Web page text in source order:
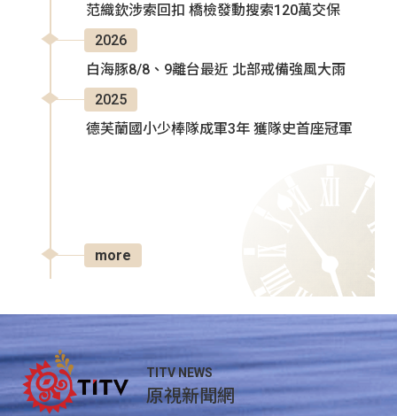
范織欽涉索回扣 橋檢發動搜索120萬交保
2026
白海豚8/8、9離台最近 北部戒備強風大雨
2025
德芙蘭國小少棒隊成軍3年 獲隊史首座冠軍
more
TITV NEWS
原視新聞網